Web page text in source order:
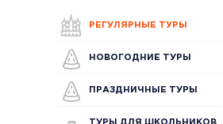
РЕГУЛЯРНЫЕ ТУРЫ
НОВОГОДНИЕ ТУРЫ
ПРАЗДНИЧНЫЕ ТУРЫ
ТУРЫ ДЛЯ ШКОЛЬНИКОВ